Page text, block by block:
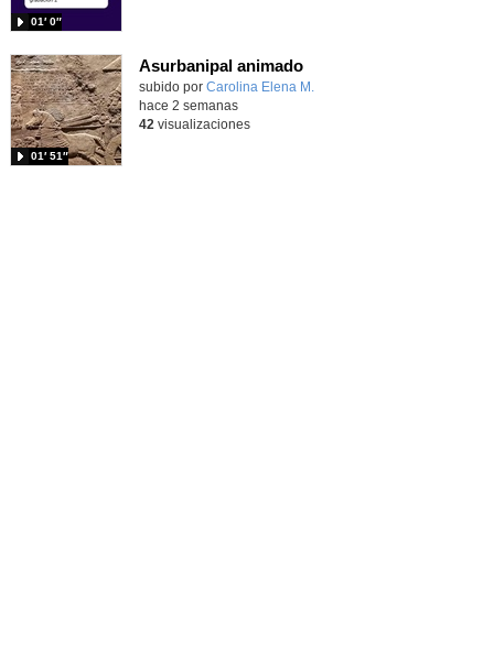
01′ 0″
Asurbanipal animado
Contenido educativo.
subido por Carolina Elena M.
01′ 51″
hace 2 semanas
42 visualizaciones